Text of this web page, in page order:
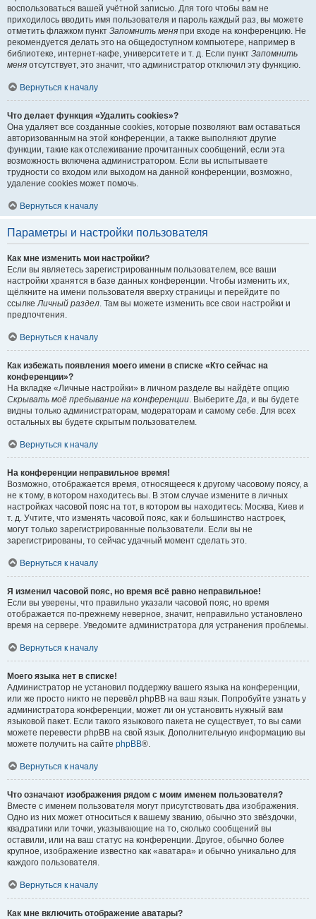
воспользоваться вашей учётной записью. Для того чтобы вам не
приходилось вводить имя пользователя и пароль каждый раз, вы можете
отметить флажком пункт Запомнить меня при входе на конференцию. Не
рекомендуется делать это на общедоступном компьютере, например в
библиотеке, интернет-кафе, университете и т. д. Если пункт Запомнить
меня отсутствует, это значит, что администратор отключил эту функцию.
Вернуться к началу
Что делает функция «Удалить cookies»?
Она удаляет все созданные cookies, которые позволяют вам оставаться
авторизованным на этой конференции, а также выполняют другие
функции, такие как отслеживание прочитанных сообщений, если эта
возможность включена администратором. Если вы испытываете
трудности со входом или выходом на данной конференции, возможно,
удаление cookies может помочь.
Вернуться к началу
Параметры и настройки пользователя
Как мне изменить мои настройки?
Если вы являетесь зарегистрированным пользователем, все ваши
настройки хранятся в базе данных конференции. Чтобы изменить их,
щёлкните на имени пользователя вверху страницы и перейдите по
ссылкеЛичный раздел. Там вы можете изменить все свои настройки и
предпочтения.
Вернуться к началу
Как избежать появления моего имени в списке «Кто сейчас на
конференции»?
На вкладке «Личные настройки» в личном разделе вы найдёте опцию
Скрывать моё пребывание на конференции. ВыберитеДа, и вы будете
видны только администраторам, модераторам и самому себе. Для всех
остальных вы будете скрытым пользователем.
Вернуться к началу
На конференции неправильное время!
Возможно, отображается время, относящееся к другому часовому поясу, а
не к тому, в котором находитесь вы. В этом случае измените в личных
настройках часовой пояс на тот, в котором вы находитесь: Москва, Киев и
т. д. Учтите, что изменять часовой пояс, как и большинство настроек,
могут только зарегистрированные пользователи. Если вы не
зарегистрированы, то сейчас удачный момент сделать это.
Вернуться к началу
Я изменил часовой пояс, но время всё равно неправильное!
Если вы уверены, что правильно указали часовой пояс, но время
отображается по-прежнему неверное, значит, неправильно установлено
время на сервере. Уведомите администратора для устранения проблемы.
Вернуться к началу
Моего языка нет в списке!
Администратор не установил поддержку вашего языка на конференции,
или же просто никто не перевёл phpBB на ваш язык. Попробуйте узнать у
администратора конференции, может ли он установить нужный вам
языковой пакет. Если такого языкового пакета не существует, то вы сами
можете перевести phpBB на свой язык. Дополнительную информацию вы
можете получить на сайте phpBB®.
Вернуться к началу
Что означают изображения рядом с моим именем пользователя?
Вместе с именем пользователя могут присутствовать два изображения.
Одно из них может относиться к вашему званию, обычно это звёздочки,
квадратики или точки, указывающие на то, сколько сообщений вы
оставили, или на ваш статус на конференции. Другое, обычно более
крупное, изображение известно как «аватара» и обычно уникально для
каждого пользователя.
Вернуться к началу
Как мне включить отображение аватары?